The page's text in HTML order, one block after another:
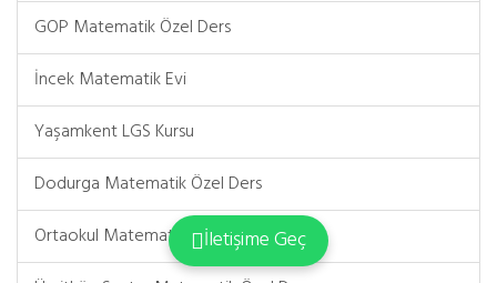
GOP Matematik Özel Ders
İncek Matematik Evi
Yaşamkent LGS Kursu
Dodurga Matematik Özel Ders
Ortaokul Matematik Özel Ders
İletişime Geç